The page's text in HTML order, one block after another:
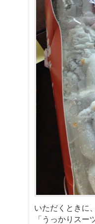
いただくときに
「うっかりス